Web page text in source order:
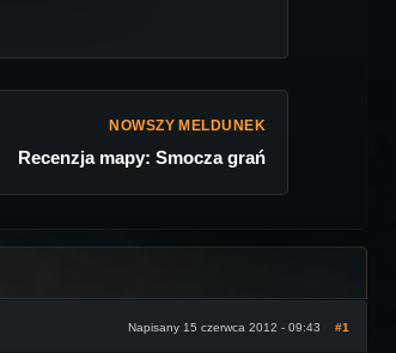
NOWSZY MELDUNEK
Recenzja mapy: Smocza grań
Napisany 15 czerwca 2012 - 09:43 #1